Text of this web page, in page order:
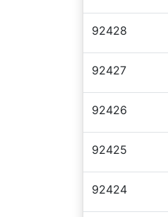
92428
92427
92426
92425
92424